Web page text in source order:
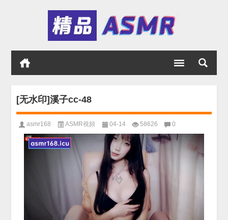
[无水印]溪子cc-48
asmr168 ASMR視頻 04-14 58626 0